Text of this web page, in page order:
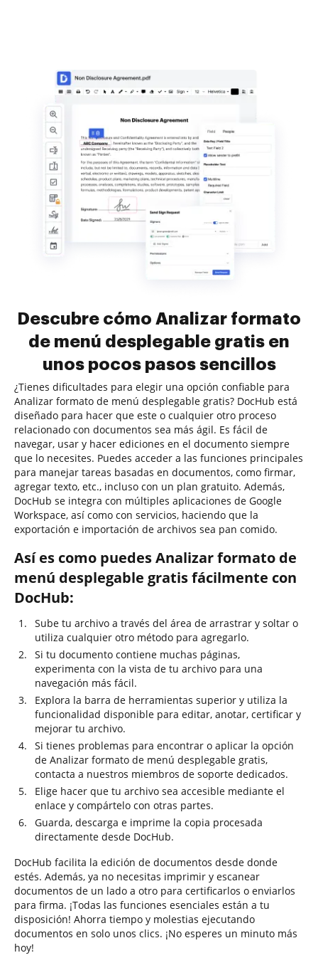
Descubre cómo Analizar formato
de menú desplegable gratis en
unos pocos pasos sencillos
¿Tienes dificultades para elegir una opción confiable para
Analizar formato de menú desplegable gratis? DocHub está
diseñado para hacer que este o cualquier otro proceso
relacionado con documentos sea más ágil. Es fácil de
navegar, usar y hacer ediciones en el documento siempre
que lo necesites. Puedes acceder a las funciones principales
para manejar tareas basadas en documentos, como firmar,
agregar texto, etc., incluso con un plan gratuito. Además,
DocHub se integra con múltiples aplicaciones de Google
Workspace, así como con servicios, haciendo que la
exportación e importación de archivos sea pan comido.
Así es como puedes Analizar formato de
menú desplegable gratis fácilmente con
DocHub:
Sube tu archivo a través del área de arrastrar y soltar o
utiliza cualquier otro método para agregarlo.
Si tu documento contiene muchas páginas,
experimenta con la vista de tu archivo para una
navegación más fácil.
Explora la barra de herramientas superior y utiliza la
funcionalidad disponible para editar, anotar, certificar y
mejorar tu archivo.
Si tienes problemas para encontrar o aplicar la opción
de Analizar formato de menú desplegable gratis,
contacta a nuestros miembros de soporte dedicados.
Elige hacer que tu archivo sea accesible mediante el
enlace y compártelo con otras partes.
Guarda, descarga e imprime la copia procesada
directamente desde DocHub.
DocHub facilita la edición de documentos desde donde
estés. Además, ya no necesitas imprimir y escanear
documentos de un lado a otro para certificarlos o enviarlos
para firma. ¡Todas las funciones esenciales están a tu
disposición! Ahorra tiempo y molestias ejecutando
documentos en solo unos clics. ¡No esperes un minuto más
hoy!